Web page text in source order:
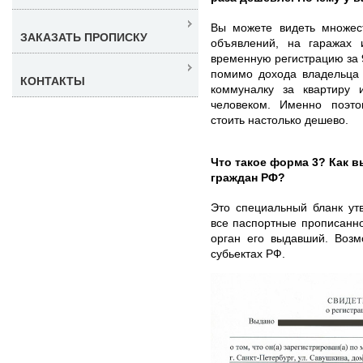
Вы можете видеть
объявлений, на гаражах
временную регистрацию за
помимо дохода
коммуналку за
человеком. Именно
стоить настолько дешево.
Что такое форма 3? Как
граждан РФ?
Это специальный бланк
все паспортные
орган его выдавший.
субьектах РФ.
ЗАКАЗАТЬ ПРОПИСКУ
КОНТАКТЫ